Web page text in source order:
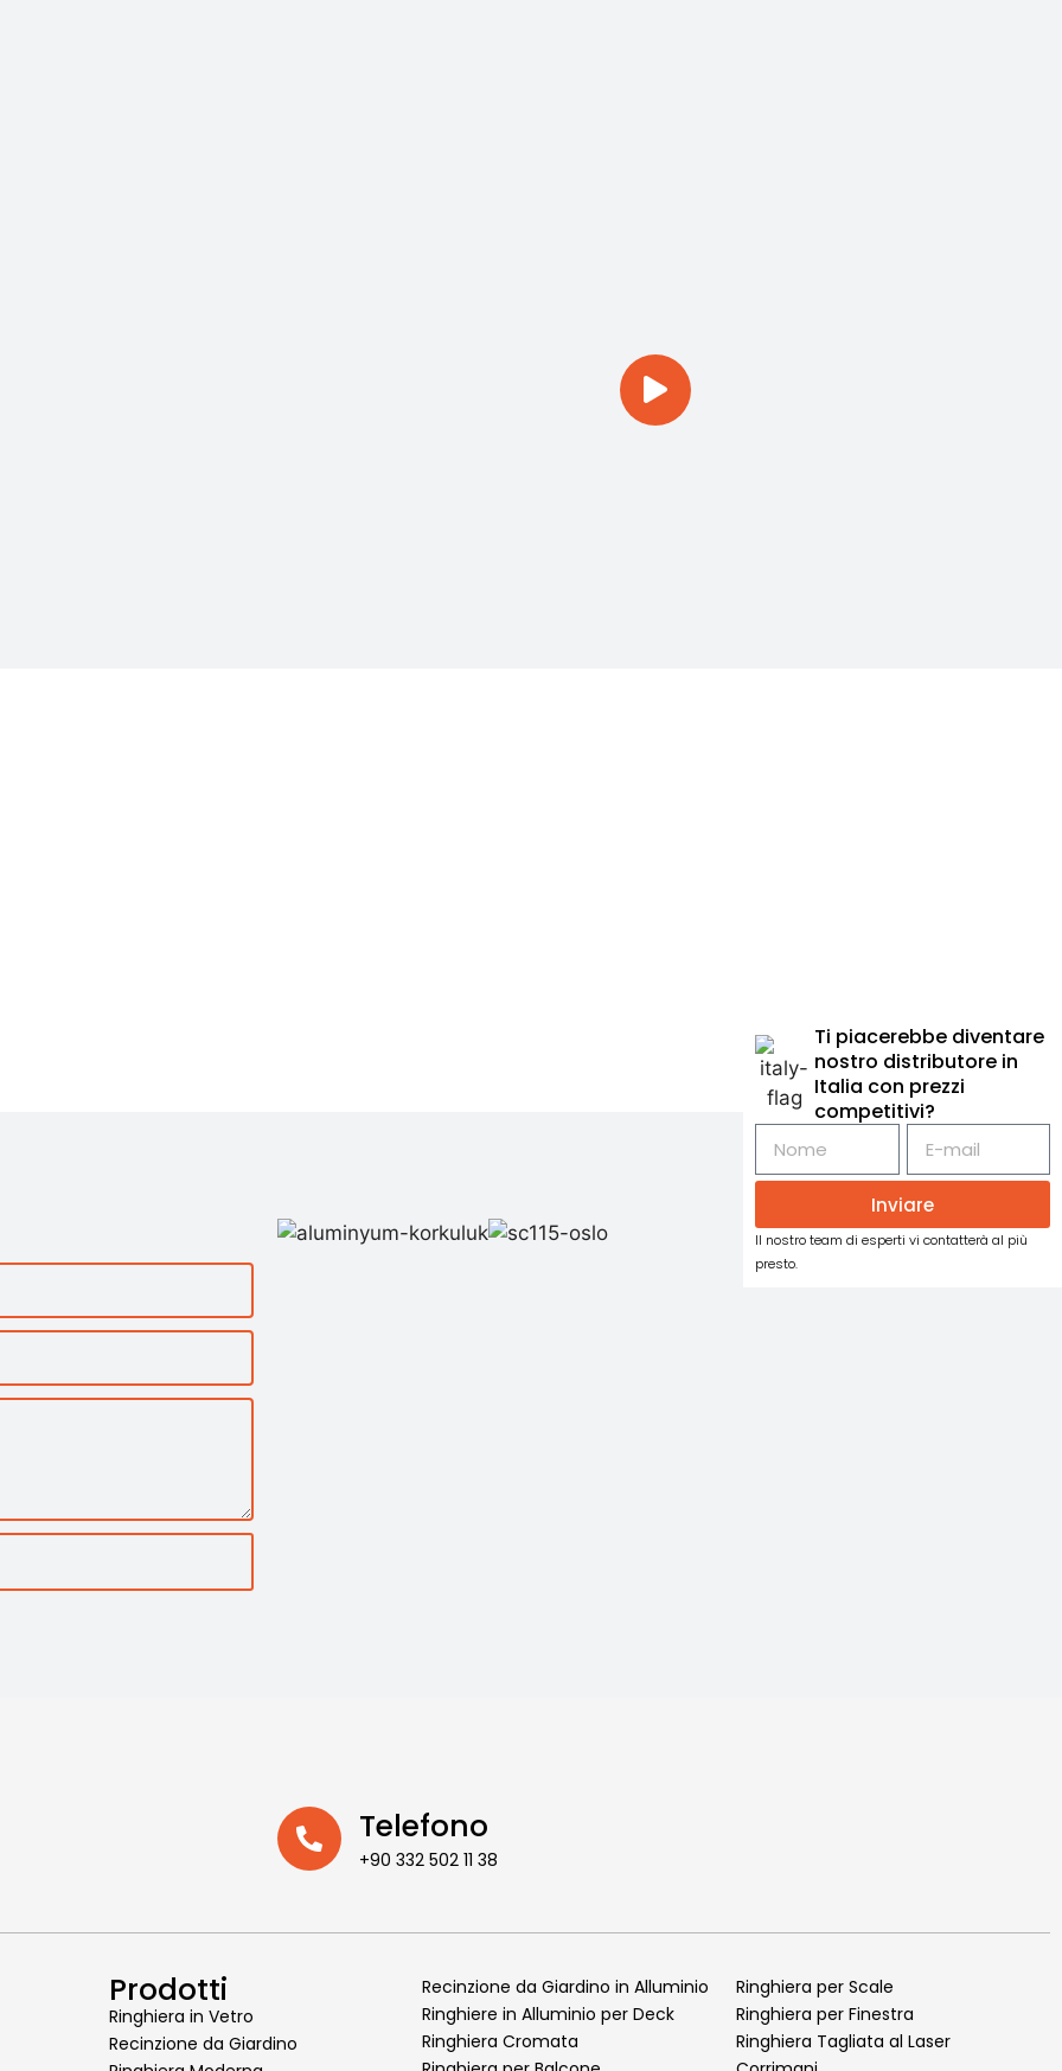
Telefono
+90 332 502 11 38
Prodotti
Ringhiera in Vetro
Recinzione da Giardino
Recinzione da Giardino in Alluminio
Ringhiere in Alluminio per Deck
Ringhiera Cromata
Ringhiera per Scale
Ringhiera per Finestra
Ringhiera Tagliata al Laser
Ti piacerebbe diventare
nostro distributore in
Italia con prezzi
competitivi?
Inviare
Il nostro team di esperti vi contatterà al più
presto.